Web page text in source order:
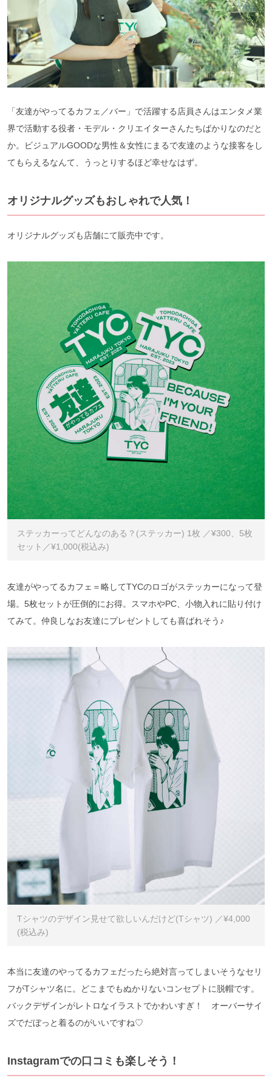
「友達がやってるカフェ／バー」で活躍する店員さんはエンタメ業
界で活動する役者・モデル・クリエイターさんたちばかりなのだと
か。ビジュアルGOODな男性＆女性にまるで友達のような接客をし
てもらえるなんて、うっとりするほど幸せなはず。
オリジナルグッズもおしゃれで人気！
オリジナルグッズも店舗にて販売中です。
ステッカーってどんなのある？(ステッカー) 1枚 ／¥300、5枚
セット／¥1,000(税込み)
友達がやってるカフェ＝略してTYCのロゴがステッカーになって登
場。5枚セットが圧倒的にお得。スマホやPC、小物入れに貼り付け
てみて。仲良しなお友達にプレゼントしても喜ばれそう♪
Tシャツのデザイン見せて欲しいんだけど(Tシャツ) ／¥4,000
(税込み)
本当に友達のやってるカフェだったら絶対言ってしまいそうなセリ
フがTシャツ名に。どこまでもぬかりないコンセプトに脱帽です。
バックデザインがレトロなイラストでかわいすぎ！ オーバーサイ
ズでだぼっと着るのがいいですね♡
Instagramでの口コミも楽しそう！